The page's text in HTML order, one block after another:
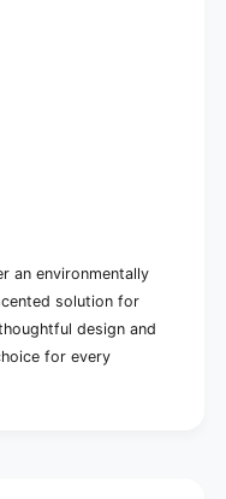
an environmentally
solution for
design and
for every